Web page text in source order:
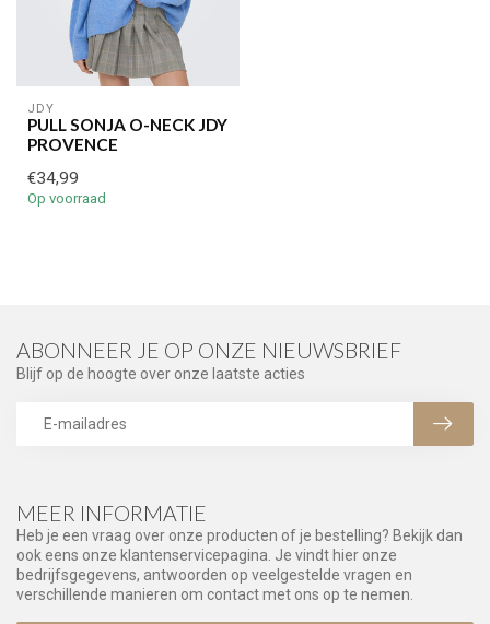
JDY
PULL SONJA O-NECK JDY
PROVENCE
€34,99
Op voorraad
MEER INFORMATIE
Heb je een vraag over onze producten of je bestelling? Bekijk dan
ook eens onze klantenservicepagina. Je vindt hier onze
bedrijfsgegevens, antwoorden op veelgestelde vragen en
verschillende manieren om contact met ons op te nemen.
ABONNEER JE OP ONZE NIEUWSBRIEF
Blijf op de hoogte over onze laatste acties